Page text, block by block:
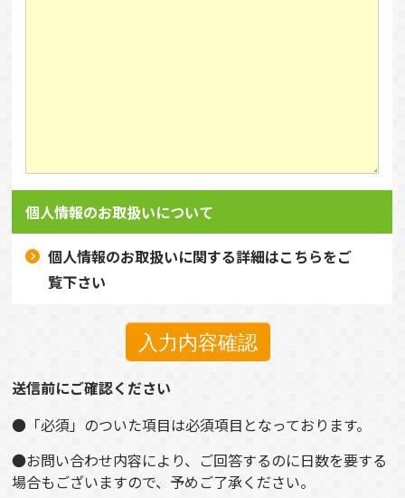
個人情報のお取扱いについて
個人情報のお取扱いに関する詳細はこちらをご
覧下さい
入力内容確認
送信前にご確認ください
●「必須」のついた項目は必須項目となっております。
●お問い合わせ内容により、ご回答するのに日数を要する
場合もございますので、予めご了承ください。